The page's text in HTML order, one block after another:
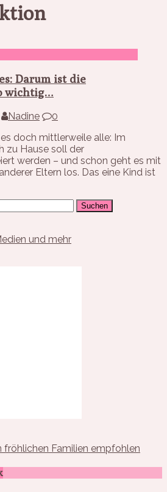
Darum ist die
wichtig…
Nadine
0
doch mittlerweile alle: Im
zu Hause soll der
werden – und schon geht es mit
Eltern los. Das eine Kind ist